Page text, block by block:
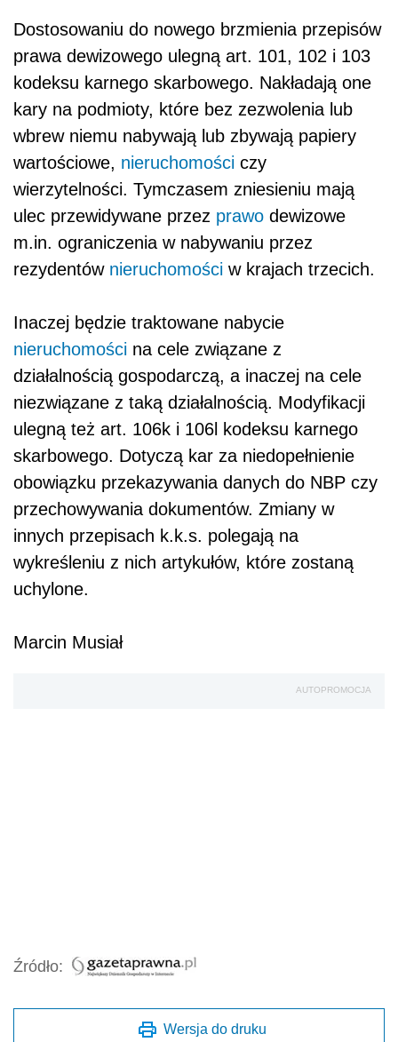
Dostosowaniu do nowego brzmienia przepisów
prawa dewizowego ulegną art. 101, 102 i 103
kodeksu karnego skarbowego. Nakładają one
kary na podmioty, które bez zezwolenia lub
wbrew niemu nabywają lub zbywają papiery
wartościowe, nieruchomości czy
wierzytelności. Tymczasem zniesieniu mają
ulec przewidywane przez prawo dewizowe
m.in. ograniczenia w nabywaniu przez
rezydentów nieruchomości w krajach trzecich.
Inaczej będzie traktowane nabycie
nieruchomości na cele związane z
działalnością gospodarczą, a inaczej na cele
niezwiązane z taką działalnością. Modyfikacji
ulegną też art. 106k i 106l kodeksu karnego
skarbowego. Dotyczą kar za niedopełnienie
obowiązku przekazywania danych do NBP czy
przechowywania dokumentów. Zmiany w
innych przepisach k.k.s. polegają na
wykreśleniu z nich artykułów, które zostaną
uchylone.
Marcin Musiał
AUTOPROMOCJA
Źródło:
Wersja do druku